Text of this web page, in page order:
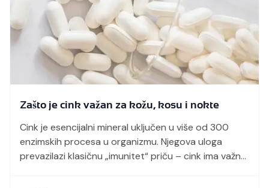
Zašto je cink važan za kožu, kosu i nokte
Cink je esencijalni mineral uključen u više od 300
enzimskih procesa u organizmu. Njegova uloga
prevazilazi klasičnu „imunitet“ priču – cink ima važno